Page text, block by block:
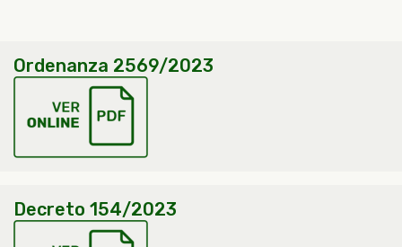
Ordenanza 2569/2023
Decreto 154/2023